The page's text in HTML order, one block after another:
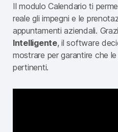
Il modulo Calendario ti
reale gli impegni e le
appuntamenti aziendali.
Intelligente, il software
mostrare per garantire che
pertinenti.